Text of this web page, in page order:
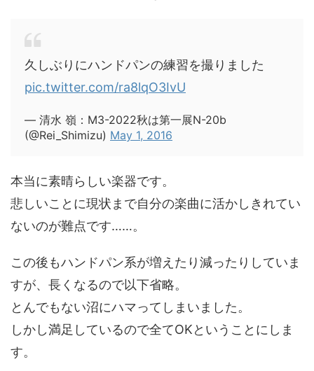
久しぶりにハンドパンの練習を撮りました
pic.twitter.com/ra8lqO3IvU
— 清水 嶺：M3-2022秋は第一展N-20b
(@Rei_Shimizu) May 1, 2016
本当に素晴らしい楽器です。
悲しいことに現状まで自分の楽曲に活かしきれてい
ないのが難点です……。
この後もハンドパン系が増えたり減ったりしていま
すが、長くなるので以下省略。
とんでもない沼にハマってしまいました。
しかし満足しているので全てOKということにしま
す。